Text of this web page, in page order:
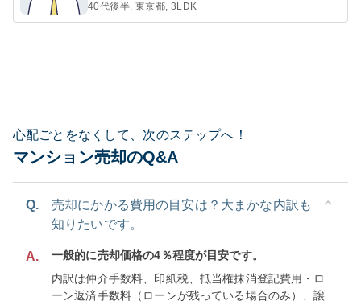
40代後半, 東京都, 3LDK
心配ごとをなくして、次のステップへ！
マンション売却のQ&A
Q.
売却にかかる費用の目安は？大まかな内訳も
知りたいです。
A.
一般的に売却価格の4％程度が目安です。
内訳は仲介手数料、印紙税、抵当権抹消登記費用・ロ
ーン返済手数料（ローンが残っている場合のみ）、譲